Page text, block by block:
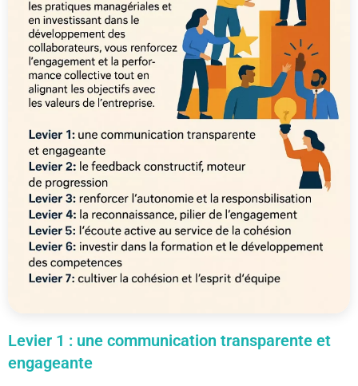
Levier 1 : une communication transparente et
engageante